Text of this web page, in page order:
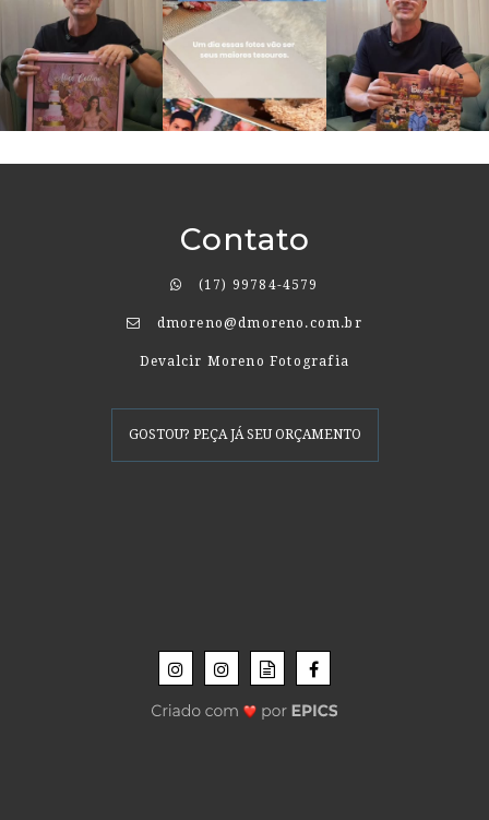
Contato
(17) 99784-4579
dmoreno@dmoreno.com.br
Devalcir Moreno Fotografia
GOSTOU? PEÇA JÁ SEU ORÇAMENTO